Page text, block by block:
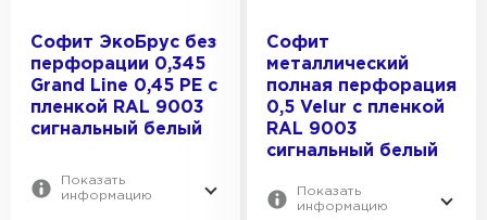
Софит ЭкоБрус без
перфорации 0,345
Grand Line 0,45 PE с
пленкой RAL 9003
сигнальный белый
Показать
информацию
Софит
металлический
полная перфорация
0,5 Velur с пленкой
RAL 9003
сигнальный белый
Показать
информацию